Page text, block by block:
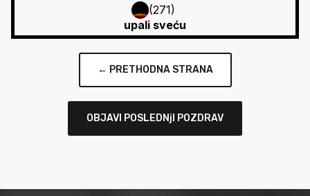
(271)
upali sveću
← PRETHODNA STRANA
OBJAVI POSLEDNjI POZDRAV